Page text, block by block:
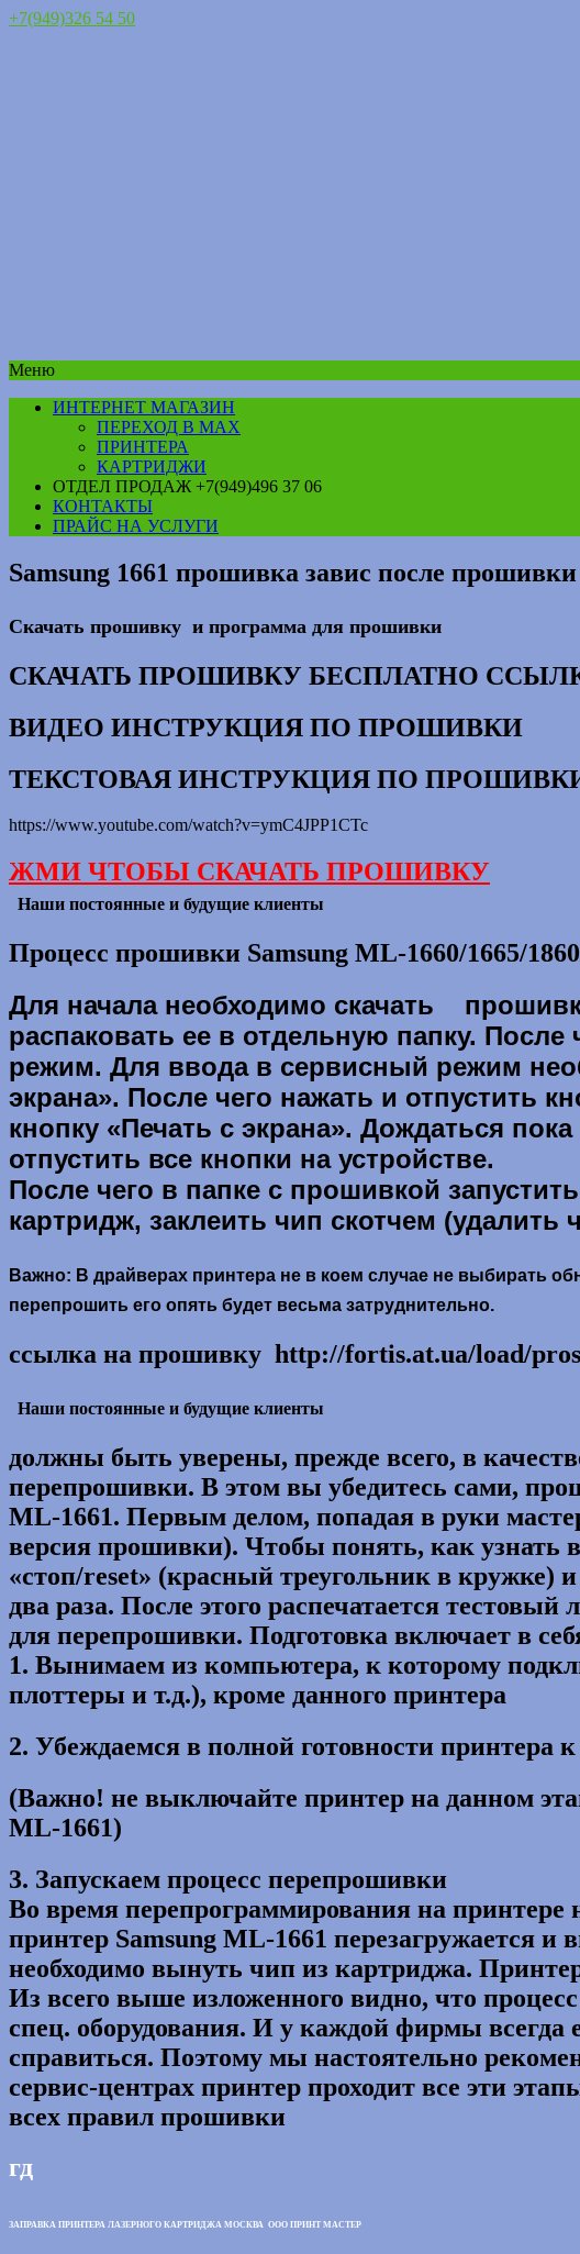
+7(949)326 54 50
Меню
ИНТЕРНЕТ МАГАЗИН
ПЕРЕХОД В MAX
ПРИНТЕРА
КАРТРИДЖИ
ОТДЕЛ ПРОДАЖ +7(949)496 37 06
КОНТАКТЫ
ПРАЙС НА УСЛУГИ
Samsung 1661 прошивка завис после
Скачать прошивку и программа для прошивки
СКАЧАТЬ ПРОШИВКУ БЕСПЛАТНО
ВИДЕО ИНСТРУКЦИЯ ПО ПРОШИВКИ
ТЕКСТОВАЯ ИНСТРУКЦИЯ ПО
https://www.youtube.com/watch?v=ymC4JPP1CTc
ЖМИ ЧТОБЫ СКАЧАТЬ ПРОШИВКУ
Наши постоянные и будущие клиенты
Процесс прошивки Samsung ML-1660/1665/
Для начала необходимо скачать
распаковать ее в отдельную папку.
режим. Для ввода в сервисный режим
экрана». После чего нажать и отпустить
кнопку «Печать с экрана». Дождаться
отпустить все кнопки на устройстве.
После чего в папке с прошивкой
картридж, заклеить чип скотчем
Важно: В драйверах принтера не в коем случае не выбирать
перепрошить его опять будет весьма затруднительно.
ссылка на прошивку http://fortis.at.ua/load/
Наши постоянные и будущие клиенты
должны быть уверены, прежде всего, в
перепрошивки. В этом вы убедитесь сами,
ML-1661. Первым делом, попадая в руки
версия прошивки). Чтобы понять, как узнать
«стоп/reset» (красный треугольник в кружке)
два раза. После этого распечатается
для перепрошивки. Подготовка включает в
1. Вынимаем из компьютера, к которому
плоттеры и т.д.), кроме данного принтера
2. Убеждаемся в полной готовности принтера к
(Важно! не выключайте принтер на данном
ML-1661)
3. Запускаем процесс перепрошивки
Во время перепрограммирования на
принтер Samsung ML-1661 перезагружается
необходимо вынуть чип из картриджа.
Из всего выше изложенного видно, что
спец. оборудования. И у каждой фирмы всегда
справиться. Поэтому мы настоятельно
сервис-центрах принтер проходит все эти
всех правил прошивки
гд
ЗАПРАВКА ПРИНТЕРА ЛАЗЕРНОГО КАРТРИДЖА МОСКВА ООО ПРИНТ МАСТЕР